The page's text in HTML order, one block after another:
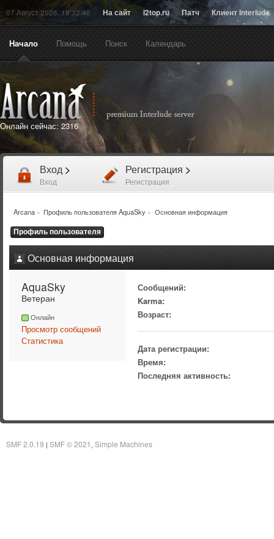
07 Август 2026, 18:32:46 На сайт l2top.ru Патч Клиент Interlude
Начало Помощь Поиск Календарь
Онлайн сейчас: 2316
Вход >
Вход
Регистрация >
Регистрация
Arcana» Профиль пользователя AquaSky » Основная информация
Профиль пользователя
Основная информация
AquaSky
Ветеран
Онлайн
Просмотр сообщений
Статистика
Сообщений:
Karma:
Возраст:
Дата регистрации:
Время:
Последняя активность:
SMF 2.0.19 | SMF © 2021 Simple Machines